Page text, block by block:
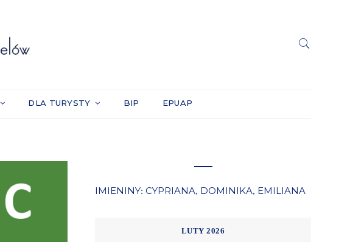
DLA TURYSTY BIP EPUAP
IMIENINY: CYPRIANA, DOMINIKA, EMILIANA
LUTY 2026